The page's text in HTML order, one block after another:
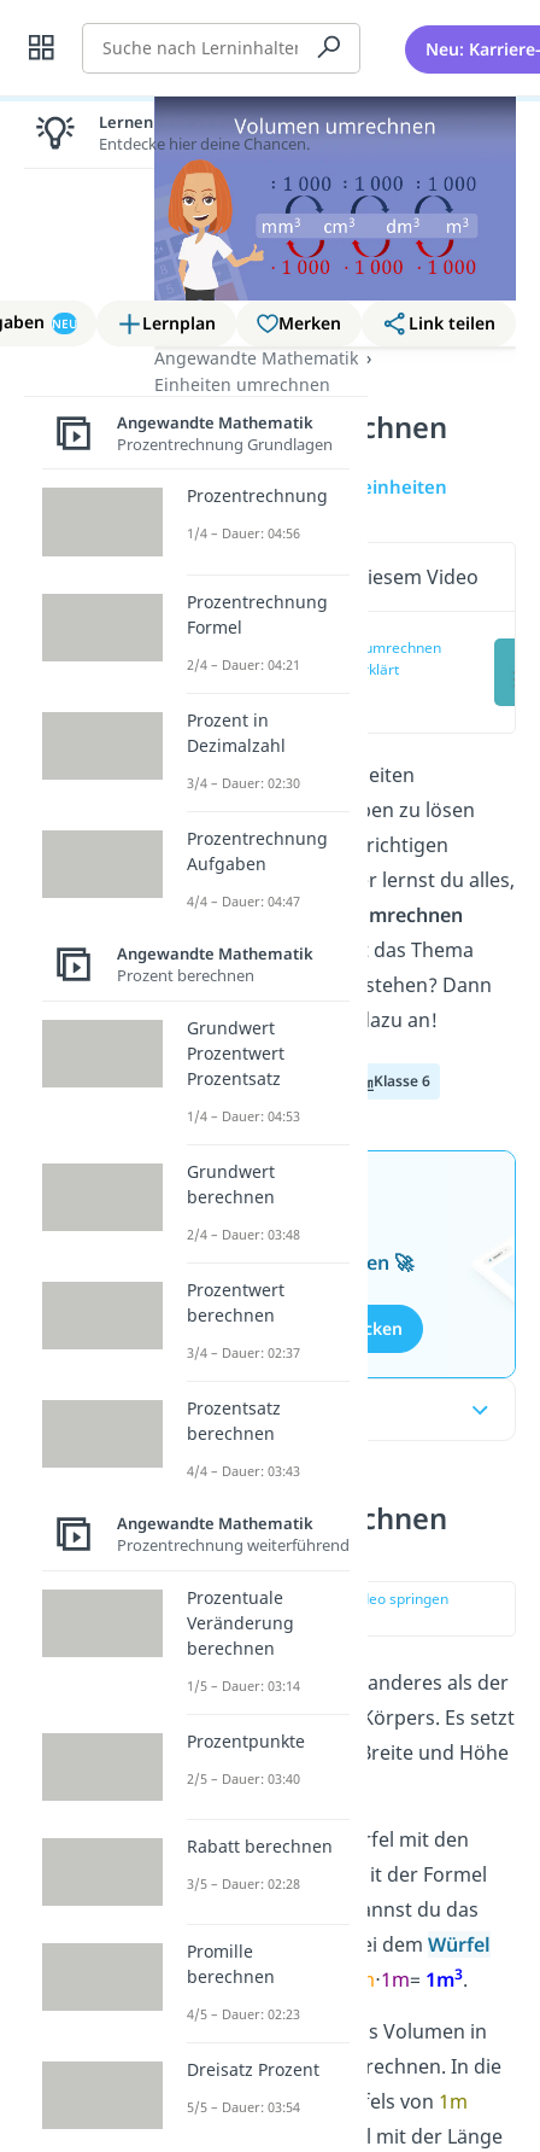
Suche Neu:
NEU Lernplan Merken
Link teilen
Angewandte Mathematik
Einheiten umrechnen
Volumen umrechnen
Übersicht Volumeneinheiten
Wichtige Inhalte in diesem Video
Volumen umrechnen
einfach erklärt
Du musst Volumeneinheiten
umrechnen, um Aufgaben zu lösen
oder Ergebnisse in der richtigen
Einheit anzugeben? Hier lernst du alles,
was du zumVolumen umrechnen
wissen musst! Du willst das Thema
schnell und einfach verstehen? Dann
schau dir unser Video dazu an!
Klasse 4 Klasse 5 Klasse 6
Jetzt neu: Teste dein
Wissen mit unseren
kostenlosen Aufgaben 🚀
Aufgaben entdecken
Inhaltsübersicht
Volumen umrechnen
einfach erklärt
zur Stelle im Video springen
(00:16)
Das Volumen ist nichts anderes als der
räumliche Inhalt eines Körpers. Es setzt
sich aus seiner Länge, Breite und Höhe
zusammen.
Stell dir dazu einen Würfel mit den
Seitenlängen1m
vor. Mit der Formel
Länge
kannst du das
Volumen berechnen. Bei demWürfel
rechnest du also
1m⋅1m= 1m3.
Manchmal musst du das Volumen in
eine andere Einheit umrechnen. In die
Länge des großen Würfels von 1m
passen
kleine Würfel mit der Länge
Lernen lohnt sich!
Entdecke hier deine Chancen.
Angewandte Mathematik
Prozentrechnung Grundlagen
Prozentrechnung
1/4 – Dauer: 04:56
Prozentrechnung
Formel
2/4 – Dauer: 04:21
Prozent in
Dezimalzahl
3/4 – Dauer: 02:30
Prozentrechnung
Aufgaben
4/4 – Dauer: 04:47
Angewandte Mathematik
Prozent berechnen
Grundwert
Prozentwert
Prozentsatz
1/4 – Dauer: 04:53
Grundwert
berechnen
2/4 – Dauer: 03:48
Prozentwert
berechnen
3/4 – Dauer: 02:37
Prozentsatz
berechnen
4/4 – Dauer: 03:43
Angewandte Mathematik
Prozentrechnung weiterführend
Prozentuale
Veränderung
berechnen
1/5 – Dauer: 03:14
Prozentpunkte
2/5 – Dauer: 03:40
Rabatt berechnen
3/5 – Dauer: 02:28
Promille
berechnen
4/5 – Dauer: 02:23
Dreisatz Prozent
5/5 – Dauer: 03:54